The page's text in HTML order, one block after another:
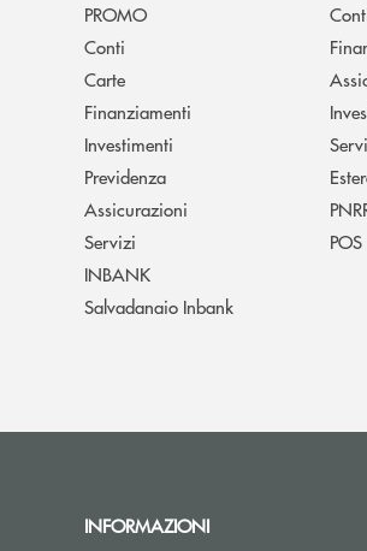
PROMO
Conti
Carte
Finanziamenti
Investimenti
Previdenza
Assicurazioni
Servizi
INBANK
Salvadanaio Inbank
POS
INFORMAZIONI